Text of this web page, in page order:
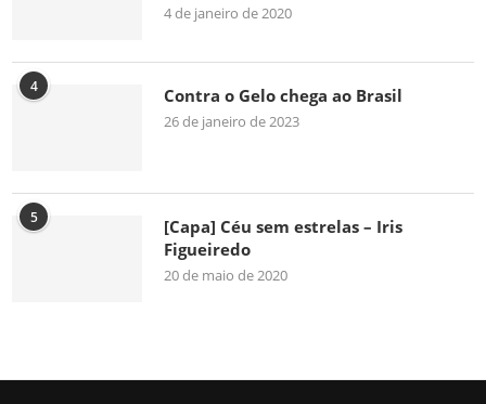
4 de janeiro de 2020
4 Contra o Gelo chega ao Brasil
26 de janeiro de 2023
5
[Capa] Céu sem estrelas – Iris
Figueiredo
20 de maio de 2020